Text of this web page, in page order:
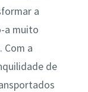
a
a muito
Com a
de